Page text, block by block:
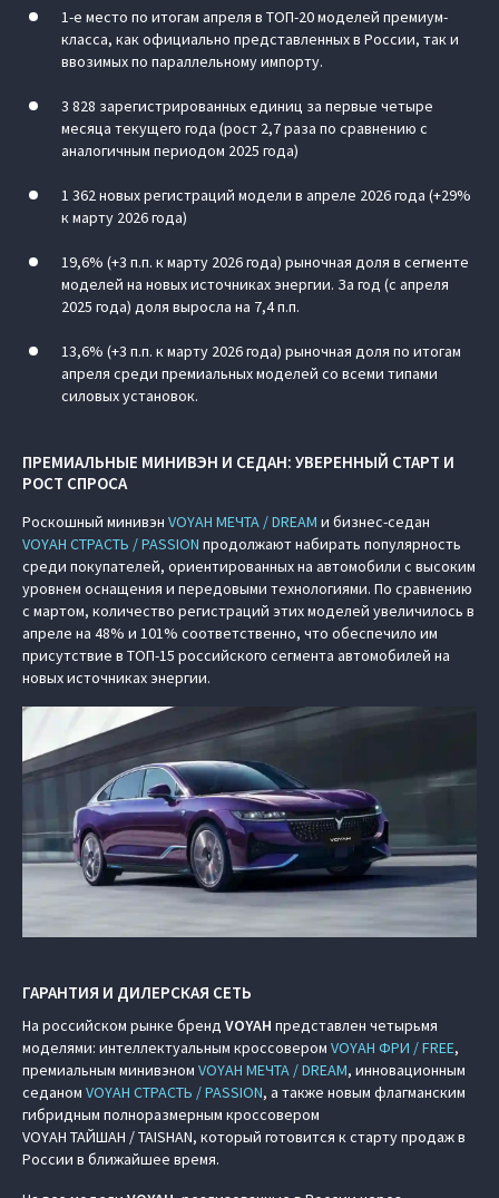
1-е место по итогам апреля в ТОП-20 моделей премиум-
класса, как официально представленных в России, так и
ввозимых по параллельному импорту.
3 828 зарегистрированных единиц за первые четыре
месяца текущего года (рост 2,7 раза по сравнению с
аналогичным периодом 2025 года)
1 362 новых регистраций модели в апреле 2026 года (+29%
к марту 2026 года)
19,6% (+3 п.п. к марту 2026 года) рыночная доля в сегменте
моделей на новых источниках энергии. За год (с апреля
2025 года) доля выросла на 7,4 п.п.
13,6% (+3 п.п. к марту 2026 года) рыночная доля по итогам
апреля среди премиальных моделей со всеми типами
силовых установок.
ПРЕМИАЛЬНЫЕ МИНИВЭН И СЕДАН: УВЕРЕННЫЙ СТАРТ И
РОСТ СПРОСА
Роскошный минивэн VOYAH МЕЧТА / DREAM и бизнес-седан
VOYAH СТРАСТЬ / PASSION продолжают набирать популярность
среди покупателей, ориентированных на автомобили с высоким
уровнем оснащения и передовыми технологиями. По сравнению
с мартом, количество регистраций этих моделей увеличилось в
апреле на 48% и 101% соответственно, что обеспечило им
присутствие в ТОП-15 российского сегмента автомобилей на
новых источниках энергии.
ГАРАНТИЯ И ДИЛЕРСКАЯ СЕТЬ
На российском рынке бренд VOYAH представлен четырьмя
моделями: интеллектуальным кроссовером VOYAH ФРИ / FREE,
премиальным минивэном VOYAH МЕЧТА / DREAM, инновационным
седаном VOYAH СТРАСТЬ / PASSION, а также новым флагманским
гибридным полноразмерным кроссовером
VOYAH ТАЙШАН / TAISHAN, который готовится к старту продаж в
России в ближайшее время.